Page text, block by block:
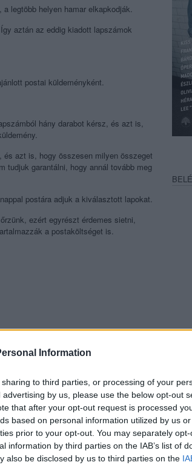
Information
to third parties, or processing of your
by us, please use the below opt-out
that after your opt-out request is processed
based on personal information utilized by us
prior to your opt-out. You may separately
information by third parties on the IAB’s list of
also be disclosed by us to third parties on the
legtöbb helyen hamar elkapkodják.
aztán az eddig kiadott lapszámok
postai küldeményként.
hány darabot kérsz, és azt is,
azt is, hogy összesen milyen összeget
tudjuk garantálni, hogy annál tovább meg
postára adjuk a kiválasztott lapokat.
ezért egyrészt érdemes sietni,
a postaköltséget is.